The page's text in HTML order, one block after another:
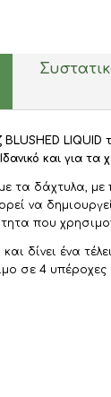
LIQUID
και για τα
τα δάχτυλα, με
να
που
δίνει ένα
σε 4 υπέροχες